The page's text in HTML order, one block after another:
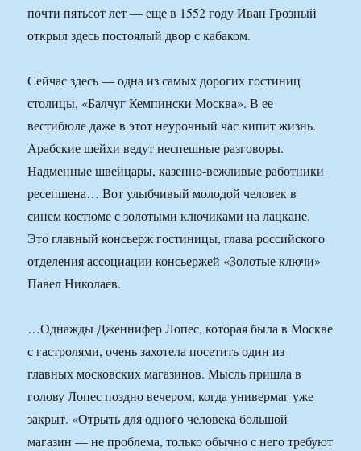
почти пятьсот лет — еще в 1552 году Иван Грозный
открыл здесь постоялый двор с кабаком.
Сейчас здесь — одна из самых дорогих гостиниц
столицы, «Балчуг Кемпински Москва». В ее
вестибюле даже в этот неурочный час кипит жизнь.
Арабские шейхи ведут неспешные разговоры.
Надменные швейцары, казенно-вежливые работники
ресепшена… Вот улыбчивый молодой человек в
синем костюме с золотыми ключиками на лацкане.
Это главный консьерж гостиницы, глава российского
отделения ассоциации консьержей «Золотые ключи»
Павел Николаев.
…Однажды Дженнифер Лопес, которая была в Москве
с гастролями, очень захотела посетить один из
главных московских магазинов. Мысль пришла в
голову Лопес поздно вечером, когда универмаг уже
закрыт. «Отрыть для одного человека большой
магазин — не проблема, только обычно с него требуют